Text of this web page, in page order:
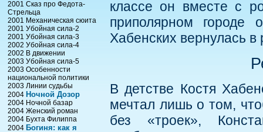
2001 Сказ про Федота-
Стрельца
2001 Механическая сюита
2001 Убойная сила-2
2001 Убойная сила-3
2002 Убойная сила-4
2002 В движении
2003 Убойная сила-5
2003 Особенности
национальной политики
2003 Линии судьбы
2004 Ночной Дозор
2004 Ночной базар
2004 Женский роман
2004 Бухта Филиппа
2004 Богиня: как я
классе он вместе с
приполярном
Хабенских вернулась в
В детстве Костя
мечтал лишь о том,
без «троек»,